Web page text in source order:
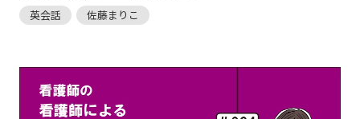
英会話 佐藤まりこ